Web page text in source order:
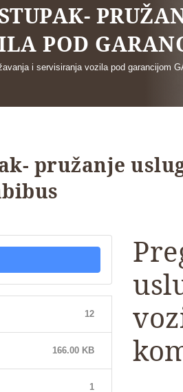
POD
i servisiranja vozila pod garancijom
pružanje
12
166.00 KB
1